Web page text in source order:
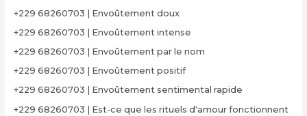
+229 68260703 | Envoûtement doux
+229 68260703 | Envoûtement intense
+229 68260703 | Envoûtement par le nom
+229 68260703 | Envoûtement positif
+229 68260703 | Envoûtement sentimental rapide
+229 68260703 | Est-ce que les rituels d'amour fonctionnent